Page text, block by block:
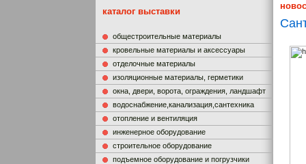
каталог выставки
общестроительные материалы
кровельные материалы и аксессуары
отделочные материалы
изоляционные материалы, герметики
окна, двери, ворота, ограждения, ландшафт
водоснабжение,канализация,сантехника
отопление и вентиляция
инженерное оборудование
строительное оборудование
подъемное оборудование и погрузчики